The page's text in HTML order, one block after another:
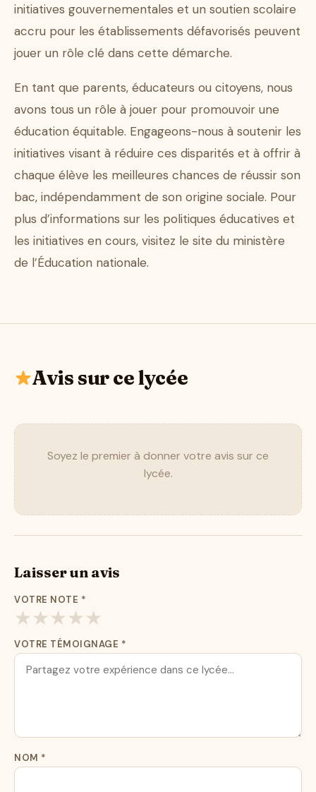
initiatives gouvernementales et un soutien scolaire
accru pour les établissements défavorisés peuvent
jouer un rôle clé dans cette démarche.
En tant que parents, éducateurs ou citoyens, nous
avons tous un rôle à jouer pour promouvoir une
éducation équitable. Engageons-nous à soutenir les
initiatives visant à réduire ces disparités et à offrir à
chaque élève les meilleures chances de réussir son
bac, indépendamment de son origine sociale. Pour
plus d’informations sur les politiques éducatives et
les initiatives en cours, visitez le site du ministère
de l’Éducation nationale.
Avis sur ce lycée
Soyez le premier à donner votre avis sur ce
lycée.
Laisser un avis
VOTRE NOTE *
★★★★★
VOTRE TÉMOIGNAGE *
NOM *